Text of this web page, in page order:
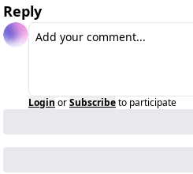
Reply
Login orSubscribeto participate